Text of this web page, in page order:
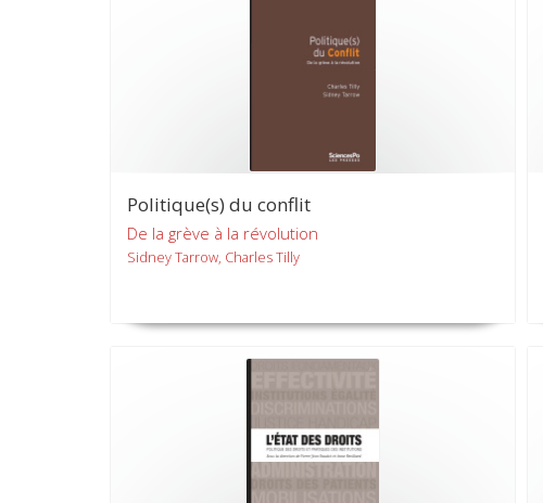
Politique(s) du conflit
De la grève à la révolution
Sidney Tarrow, Charles Tilly